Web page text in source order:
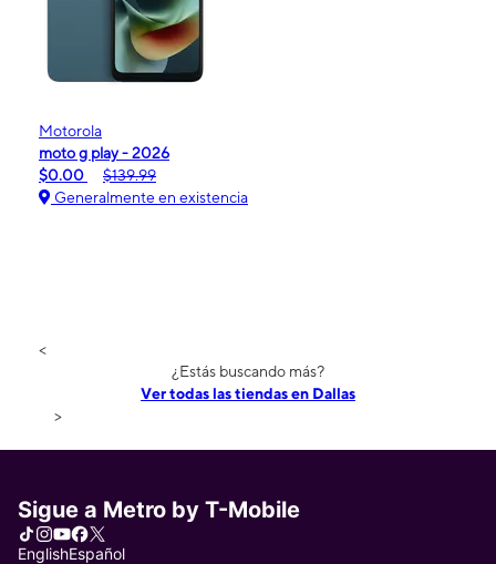
Motorola
moto g play - 2026
$0.00
$139.99
Generalmente en existencia
<
¿Estás buscando más?
Ver todas las tiendas en Dallas
>